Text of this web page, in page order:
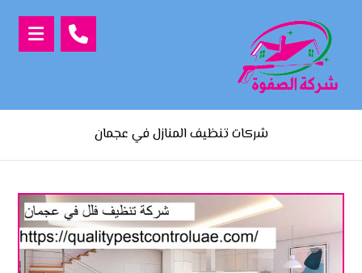
شركات تنظيف المنازل في عجمان